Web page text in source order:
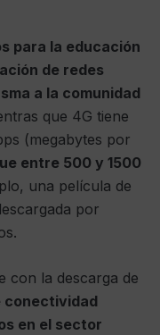
para la educación
de redes
a la comunidad
que 4G tiene
(megabytes por
entre 500 y 1500
una película de
por
con la descarga de
conectividad
en el sector